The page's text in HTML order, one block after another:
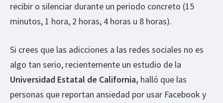
recibir o silenciar durante un periodo concreto (15
minutos, 1 hora, 2 horas, 4 horas u 8 horas).
Si crees que las adicciones a las redes sociales no es
algo tan serio, recientemente un estudio de la
Universidad Estatal de California, halló que las
personas que reportan ansiedad por usar Facebook y